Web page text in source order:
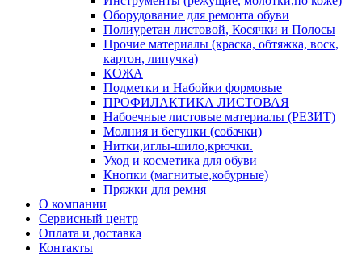
Оборудование для ремонта обуви
Полиуретан листовой, Косячки и Полосы
Прочие материалы (краска, обтяжка, воск,
картон, липучка)
КОЖА
Подметки и Набойки формовые
ПРОФИЛАКТИКА ЛИСТОВАЯ
Набоечные листовые материалы (РЕЗИТ)
Молния и бегунки (собачки)
Нитки,иглы-шило,крючки.
Уход и косметика для обуви
Кнопки (магнитые,кобурные)
Пряжки для ремня
О компании
Сервисный центр
Оплата и доставка
Контакты